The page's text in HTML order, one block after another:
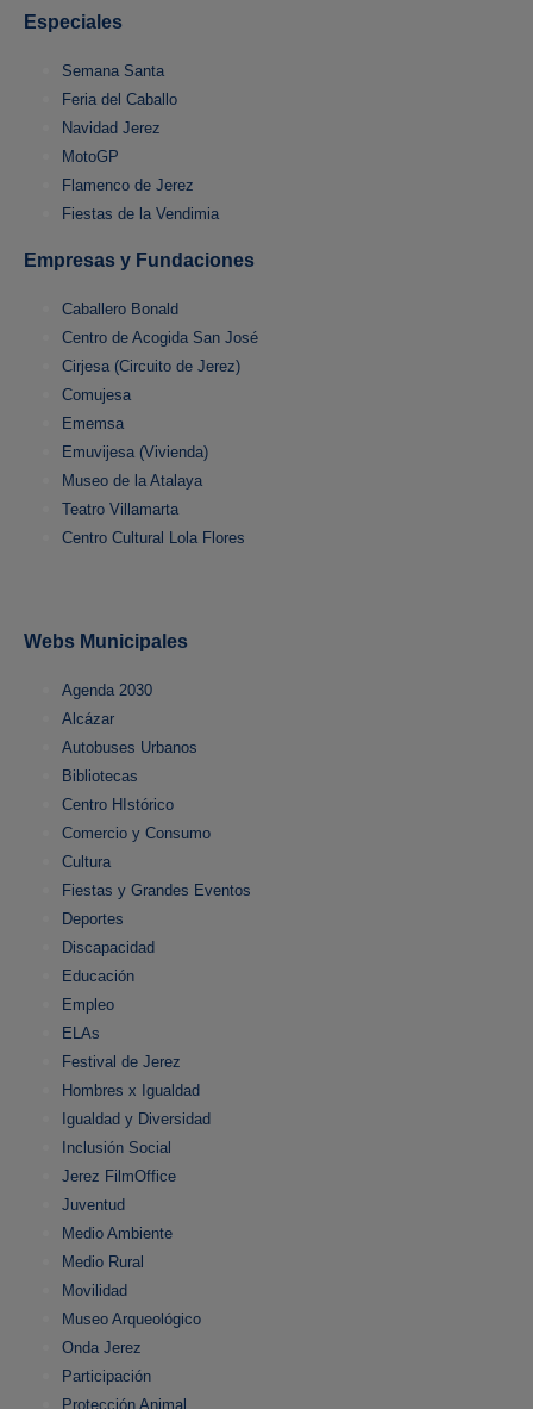
Especiales
Semana Santa
Feria del Caballo
Navidad Jerez
MotoGP
Flamenco de Jerez
Fiestas de la Vendimia
Empresas y Fundaciones
Caballero Bonald
Centro de Acogida San José
Cirjesa (Circuito de Jerez)
Comujesa
Ememsa
Emuvijesa (Vivienda)
Museo de la Atalaya
Teatro Villamarta
Centro Cultural Lola Flores
Webs Municipales
Agenda 2030
Alcázar
Autobuses Urbanos
Bibliotecas
Centro HIstórico
Comercio y Consumo
Cultura
Fiestas y Grandes Eventos
Deportes
Discapacidad
Educación
Empleo
ELAs
Festival de Jerez
Hombres x Igualdad
Igualdad y Diversidad
Inclusión Social
Jerez FilmOffice
Juventud
Medio Ambiente
Medio Rural
Movilidad
Museo Arqueológico
Onda Jerez
Participación
Protección Animal